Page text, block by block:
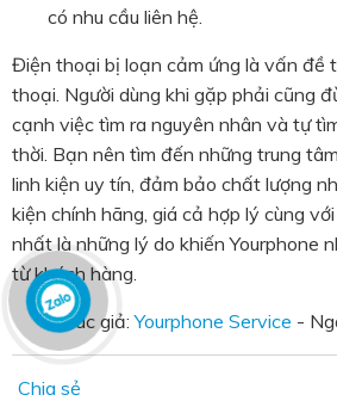
có nhu cầu liên hệ.
Điện thoại bị loạn cảm ứng là vấn đề
thoại. Người dùng khi gặp phải cũng
cạnh việc tìm ra nguyên nhân và tự
thời. Bạn nên tìm đến những trung
linh kiện uy tín, đảm bảo chất lượng
kiện chính hãng, giá cả hợp lý cùng
nhất là những lý do khiến Yourphone
từ khách hàng.
Tác giả:Yourphone Service -
Chia sẻ